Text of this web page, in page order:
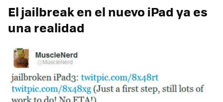
El jailbreak en el nuevo iPad ya es
una realidad